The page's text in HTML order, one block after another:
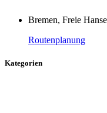
Bremen, Freie
Routenplanung
Kategorien